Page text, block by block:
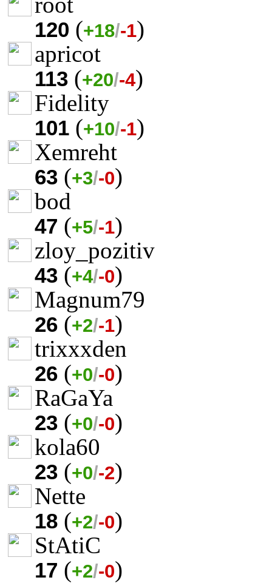
120 (+18/-1)
apricot
113 (+20/-4)
Fidelity
101 (+10/-1)
Xemreht
63 (+3/-0)
bod
47 (+5/-1)
zloy_pozitiv
43 (+4/-0)
Magnum79
26 (+2/-1)
trixxxden
26 (+0/-0)
RaGaYa
23 (+0/-0)
kola60
23 (+0/-2)
Nette
18 (+2/-0)
StAtiC
17 (+2/-0)